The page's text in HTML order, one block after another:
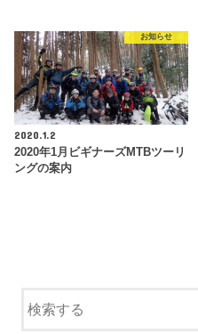
お知らせ
2020.1.2
2020年1月ビギナーズMTBツーリ
ングの案内